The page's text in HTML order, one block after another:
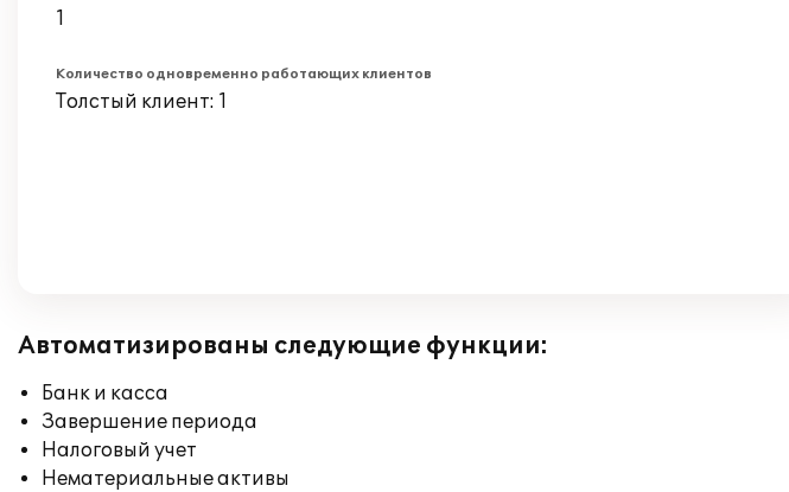
1
Количество одновременно работающих клиентов
Толстый клиент: 1
Автоматизированы следующие функции:
Банк и касса
Завершение периода
Налоговый учет
Нематериальные активы